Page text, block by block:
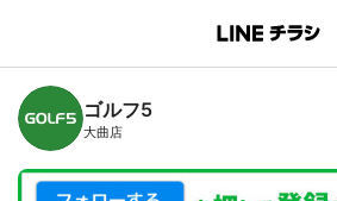
B
n
c
h
T
ゴルフ5
大曲店